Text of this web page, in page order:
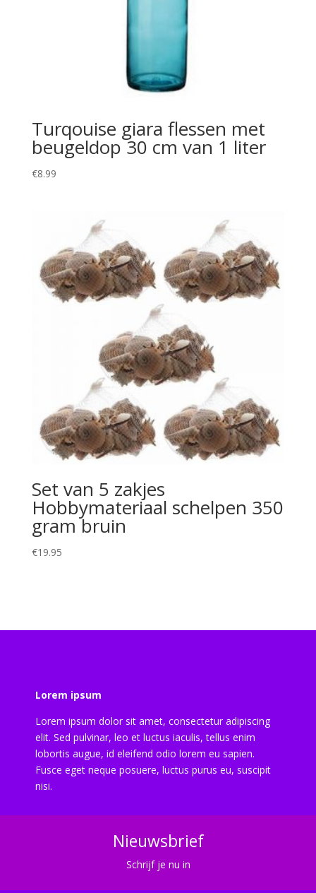
Turqouise giara flessen met
beugeldop 30 cm van 1 liter
€8.99
Set van 5 zakjes
Hobbymateriaal schelpen 350
gram bruin
€19.95
Lorem ipsum
Lorem ipsum dolor sit amet, consectetur adipiscing
elit. Sed pulvinar, leo et luctus iaculis, tellus enim
lobortis augue, id eleifend odio lorem eu sapien.
Fusce eget neque posuere, luctus purus eu, suscipit
nisi.
Nieuwsbrief
Schrijf je nu in